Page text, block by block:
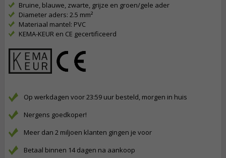
Bruine, blauwe, zwarte, grijze en groen/gele ader
Diameter aders: 2.5 mm²
Materiaal mantel: PVC
KEMA-KEUR en CE gecertificeerd
Op werkdagen voor 23:59 uur besteld, morgen in huis
Nergens goedkoper!
Meer dan 2 miljoen klanten gingen je voor
Betaal binnen 14 dagen na aankoop